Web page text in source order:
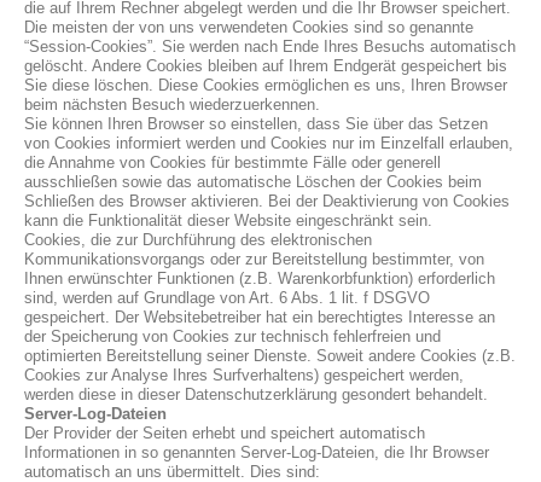
die auf Ihrem Rechner abgelegt werden und die Ihr Browser speichert.
Die meisten der von uns verwendeten Cookies sind so genannte
“Session-Cookies”. Sie werden nach Ende Ihres Besuchs automatisch
gelöscht. Andere Cookies bleiben auf Ihrem Endgerät gespeichert bis
Sie diese löschen. Diese Cookies ermöglichen es uns, Ihren Browser
beim nächsten Besuch wiederzuerkennen.
Sie können Ihren Browser so einstellen, dass Sie über das Setzen
von Cookies informiert werden und Cookies nur im Einzelfall erlauben,
die Annahme von Cookies für bestimmte Fälle oder generell
ausschließen sowie das automatische Löschen der Cookies beim
Schließen des Browser aktivieren. Bei der Deaktivierung von Cookies
kann die Funktionalität dieser Website eingeschränkt sein.
Cookies, die zur Durchführung des elektronischen
Kommunikationsvorgangs oder zur Bereitstellung bestimmter, von
Ihnen erwünschter Funktionen (z.B. Warenkorbfunktion) erforderlich
sind, werden auf Grundlage von Art. 6 Abs. 1 lit. f DSGVO
gespeichert. Der Websitebetreiber hat ein berechtigtes Interesse an
der Speicherung von Cookies zur technisch fehlerfreien und
optimierten Bereitstellung seiner Dienste. Soweit andere Cookies (z.B.
Cookies zur Analyse Ihres Surfverhaltens) gespeichert werden,
werden diese in dieser Datenschutzerklärung gesondert behandelt.
Server-Log-Dateien
Der Provider der Seiten erhebt und speichert automatisch
Informationen in so genannten Server-Log-Dateien, die Ihr Browser
automatisch an uns übermittelt. Dies sind: